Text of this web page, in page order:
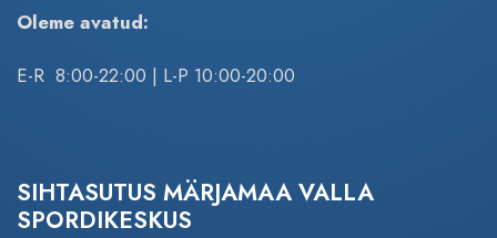
Oleme avatud:
E-R 8:00-22:00 | L-P 10:00-20:00
SIHTASUTUS MÄRJAMAA VALLA
SPORDIKESKUS